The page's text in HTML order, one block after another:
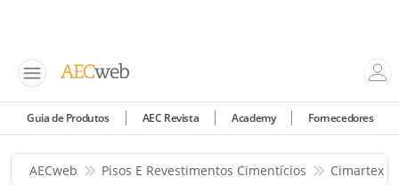
Guia de Produtos AEC Revista Academy Fornecedores
AECweb Pisos E Revestimentos Cimentícios Cimartex